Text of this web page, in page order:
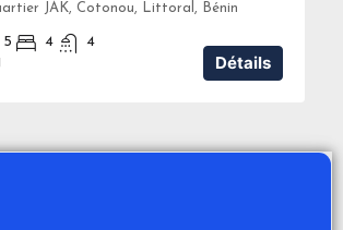
JAK, Cotonou, Littoral, Bénin
5 4 4
Détails